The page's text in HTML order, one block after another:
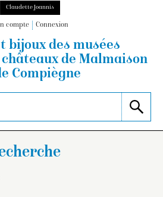
Claudette Joannis
compte Connexion
bijoux des musées
de Malmaison
Compiègne